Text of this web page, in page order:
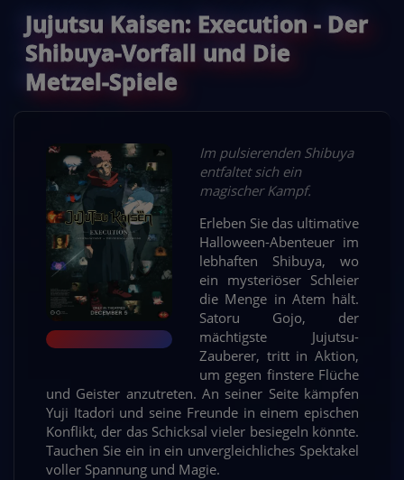
Jujutsu Kaisen: Execution - Der
Shibuya-Vorfall und Die
Metzel-Spiele
Im pulsierenden Shibuya
entfaltet sich ein
magischer Kampf.
Erleben Sie das ultimative
Halloween-Abenteuer im
lebhaften Shibuya, wo
ein mysteriöser Schleier
die Menge in Atem hält.
Satoru Gojo, der
mächtigste Jujutsu-
Zauberer, tritt in Aktion,
um gegen finstere Flüche
und Geister anzutreten. An seiner Seite kämpfen
Yuji Itadori und seine Freunde in einem epischen
Konflikt, der das Schicksal vieler besiegeln könnte.
Tauchen Sie ein in ein unvergleichliches Spektakel
voller Spannung und Magie.